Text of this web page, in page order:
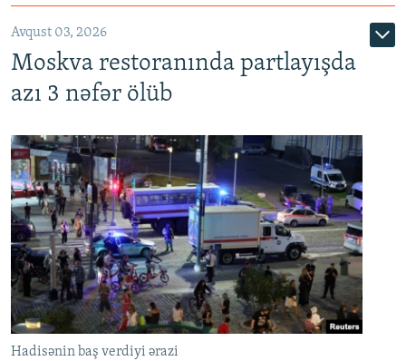
Avqust 03, 2026
Moskva restoranında partlayışda
azı 3 nəfər ölüb
Hadisənin baş verdiyi ərazi